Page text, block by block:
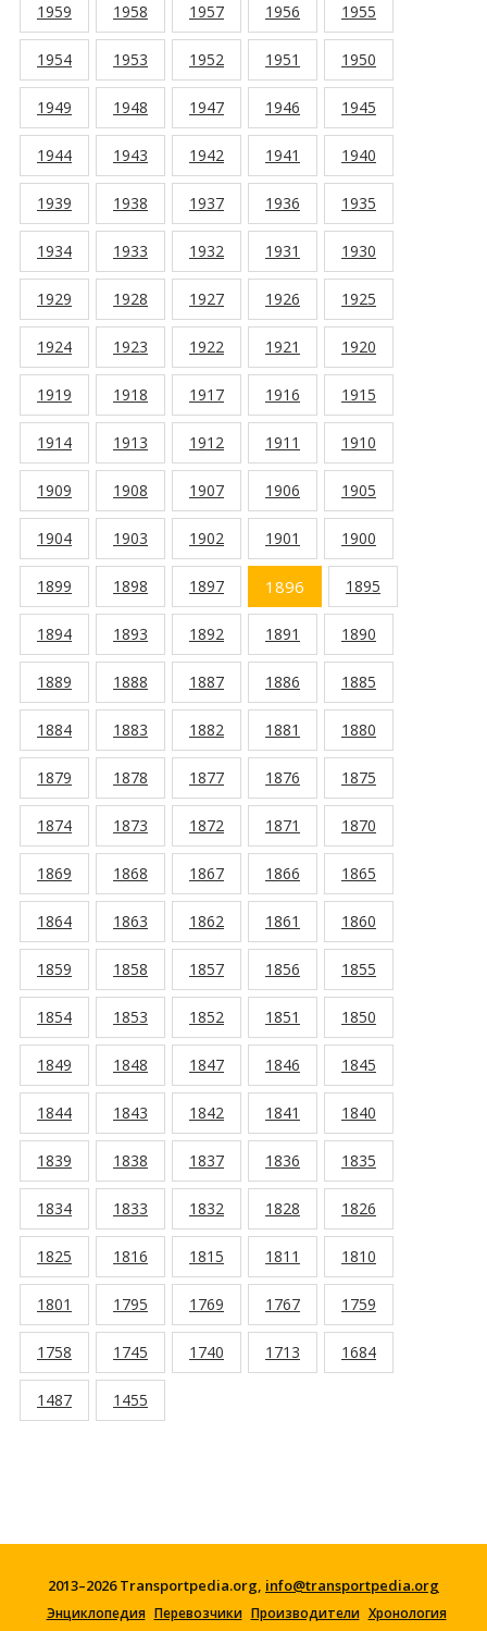
1959 1958 1957 1956 1955
1954 1953 1952 1951 1950
1949 1948 1947 1946 1945
1944 1943 1942 1941 1940
1939 1938 1937 1936 1935
1934 1933 1932 1931 1930
1929 1928 1927 1926 1925
1924 1923 1922 1921 1920
1919 1918 1917 1916 1915
1914 1913 1912 1911 1910
1909 1908 1907 1906 1905
1904 1903 1902 1901 1900
1899 1898 1897 1896 1895
1894 1893 1892 1891 1890
1889 1888 1887 1886 1885
1884 1883 1882 1881 1880
1879 1878 1877 1876 1875
1874 1873 1872 1871 1870
1869 1868 1867 1866 1865
1864 1863 1862 1861 1860
1859 1858 1857 1856 1855
1854 1853 1852 1851 1850
1849 1848 1847 1846 1845
1844 1843 1842 1841 1840
1839 1838 1837 1836 1835
1834 1833 1832 1828 1826
1825 1816 1815 1811 1810
1801 1795 1769 1767 1759
1758 1745 1740 1713 1684
1487 1455
2013–2026 Transportpedia.org, info@transportpedia.org
Энциклопедия Перевозчики Производители Хронология